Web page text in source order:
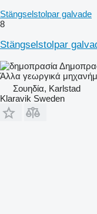
Stängselstolpar galvade
8
Stängselstolpar
Άλλα γεωργικά
Σουηδία, Karlstad
Klaravik Sweden